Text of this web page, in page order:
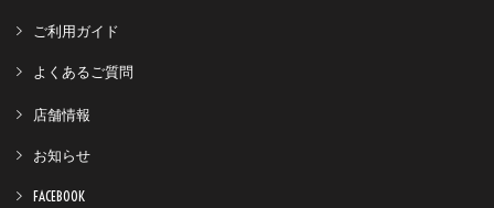
ご利用ガイド
よくあるご質問
店舗情報
お知らせ
FACEBOOK